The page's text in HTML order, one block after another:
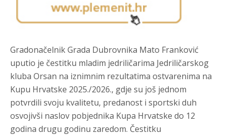
Gradonačelnik Grada Dubrovnika Mato Franković
uputio je čestitku mladim jedriličarima Jedriličarskog
kluba Orsan na iznimnim rezultatima ostvarenima na
Kupu Hrvatske 2025./2026., gdje su još jednom
potvrdili svoju kvalitetu, predanost i sportski duh
osvojivši naslov pobjednika Kupa Hrvatske do 12
godina drugu godinu zaredom. Čestitku